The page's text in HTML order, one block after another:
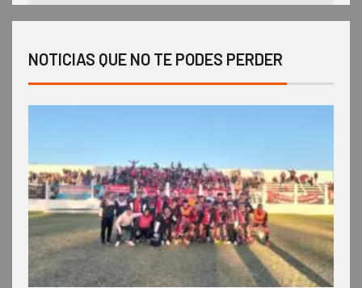
NOTICIAS QUE NO TE PODES PERDER